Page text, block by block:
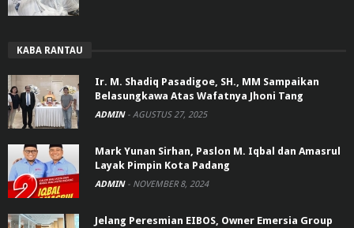
KABA RANTAU
Ir. M. Shadiq Pasadigoe, SH., MM Sampaikan
Belasungkawa Atas Wafatnya Jhoni Tang
ADMIN - AGUSTUS 27, 2025
Mark Yunan Sirhan, Paslon M. Iqbal dan Amasrul
Layak Pimpin Kota Padang
ADMIN - NOVEMBER 8, 2024
Jelang Peresmian EIBOS, Owner Emersia Group